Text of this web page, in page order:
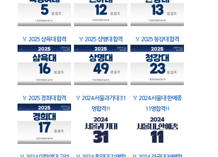
🏅 2025 삼육대 합격 🏅 2025 상명대 합격 🏅 2025 청강대 합격
🏅 2025 경희대 합격 🏅 2024 서울과기대 31
명합격!!
🏅 2024 서울대 한예종
11명합격!!